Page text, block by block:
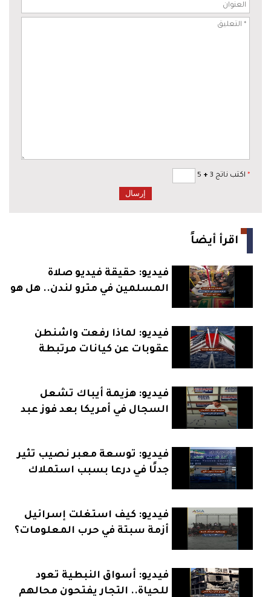
* اكتب ناتج 3 +
اقرأ أيضاً
فيديو: حقيقة فيديو صلاة
المسلمين في مترو لندن.. هل هو
فيديو: لماذا رفعت واشنطن
عقوبات عن كيانات مرتبطة
فيديو: هزيمة أيباك تشعل
السجال في أمريكا بعد فوز عبد
فيديو: توسعة معبر نصيب تثير
جدلًا في درعا بسبب استملاك
فيديو: كيف استغلت إسرائيل
أزمة سبتة في حرب المعلومات؟
فيديو: أسواق النبطية تعود
للحياة.. التجار يفتحون محالهم